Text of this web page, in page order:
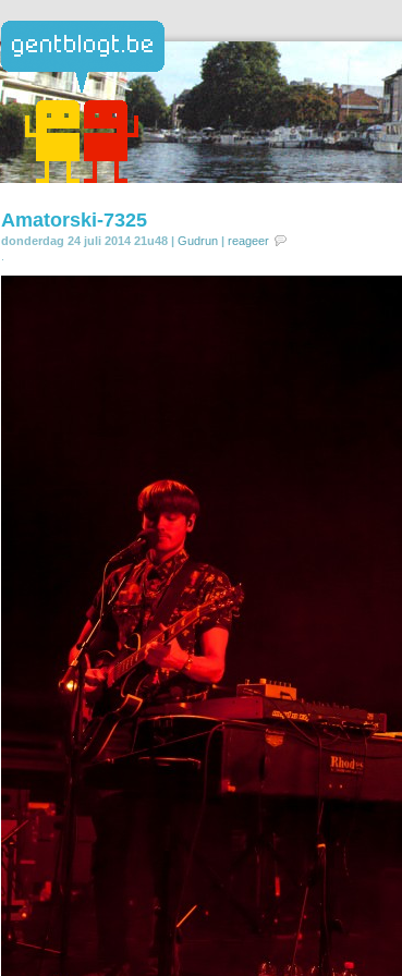
Amatorski-7325
donderdag 24 juli 2014 21u48 | Gudrun | reageer